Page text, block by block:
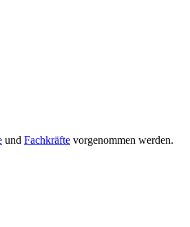
und Fachkräfte vorgenommen werden.